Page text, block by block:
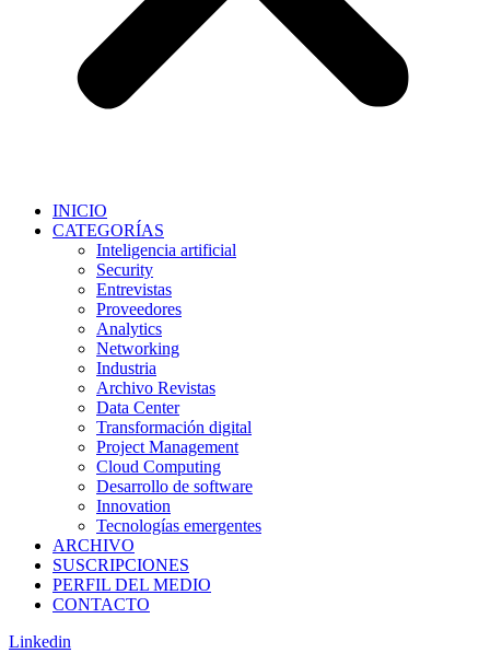
INICIO
CATEGORÍAS
Inteligencia artificial
Security
Entrevistas
Proveedores
Analytics
Networking
Industria
Archivo Revistas
Data Center
Transformación digital
Project Management
Cloud Computing
Desarrollo de software
Innovation
Tecnologías emergentes
ARCHIVO
SUSCRIPCIONES
PERFIL DEL MEDIO
CONTACTO
Linkedin